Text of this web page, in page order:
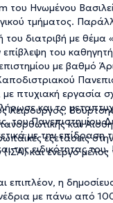
Ηνωμένου
τμήματος.
του διατριβή με
του
με βαθμό
με πτυχιακή
και το
του Πανεπιστημίου
με την
ειδικότητας
και
εξετάσεις
και ενεργό
επιπλέον, η
με πάνω από